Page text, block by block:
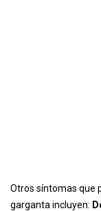
Otros síntomas que
garganta incluyen: